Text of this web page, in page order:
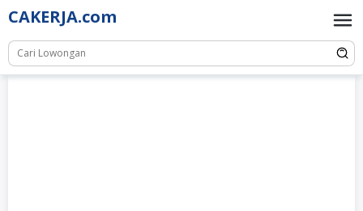
Skip
to
content
CAKERJA.com